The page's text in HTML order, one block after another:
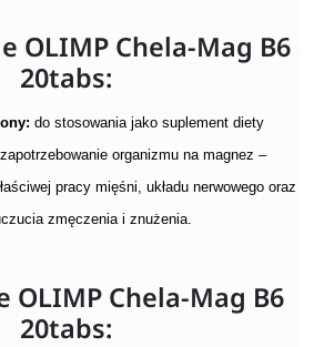
OLIMP Chela-Mag B6
20tabs:
do stosowania jako suplement diety
organizmu na magnez –
pracy mięśni, układu nerwowego oraz
zmęczenia i znużenia.
OLIMP Chela-Mag B6
20tabs: